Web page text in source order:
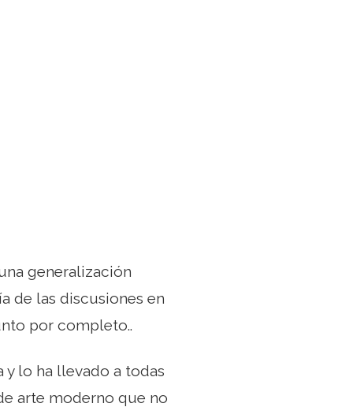
generalización
de las discusiones en
por completo..
y lo ha llevado a todas
arte moderno que no